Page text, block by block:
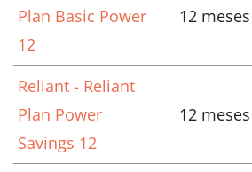
Plan Basic Power
12
12 meses
Reliant - Reliant
Plan Power
Savings 12
12 meses